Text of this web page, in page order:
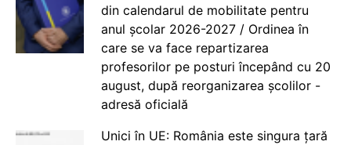
din calendarul de mobilitate pentru
anul școlar 2026-2027 / Ordinea în
care se va face repartizarea
profesorilor pe posturi începând cu 20
august, după reorganizarea școlilor -
adresă oficială
Unici în UE: România este singura țară